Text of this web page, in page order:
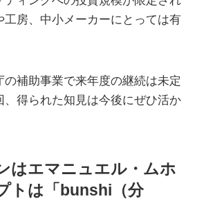
工房、中小メーカーにとっては有
補助事業で来年度の継続は未定
、得られた知見は今後にぜひ活か
はエマニュエル・ムホ
トは「bunshi（分